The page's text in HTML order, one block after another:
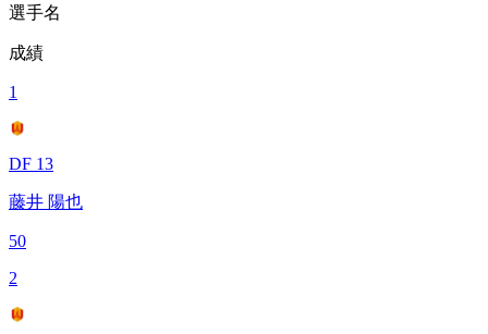
選手名
成績
1
DF 13
藤井 陽也
50
2